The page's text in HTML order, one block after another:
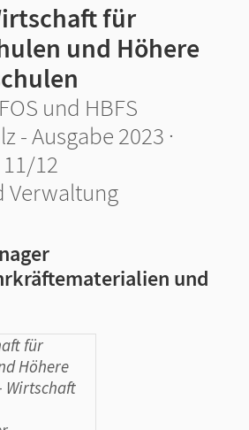
für
und Höhere
und HBFS
- Ausgabe 2023 ·
12
Verwaltung
und